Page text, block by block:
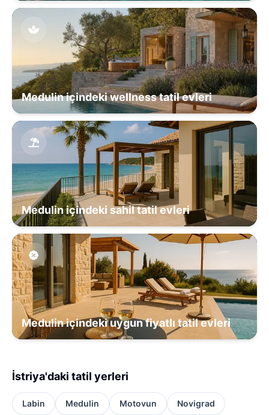
Medulin içindeki wellness tatil evleri
Medulin içindeki sahil tatil evleri
Medulin içindeki uygun fiyatlı tatil evleri
İstriya'daki tatil yerleri
Labin Medulin Motovun Novigrad